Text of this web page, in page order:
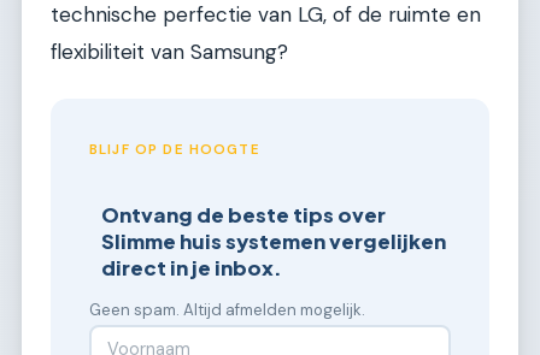
technische perfectie van LG, of de ruimte en
flexibiliteit van Samsung?
BLIJF OP DE HOOGTE
Ontvang de beste tips over
Slimme huis systemen vergelijken
direct in je inbox.
Geen spam. Altijd afmelden mogelijk.